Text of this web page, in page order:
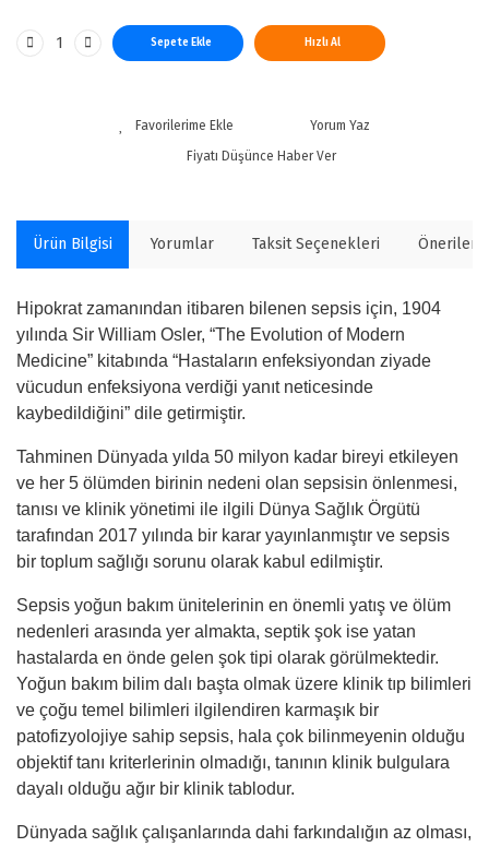
Sepete Ekle Hızlı Al
Yorum Yaz
Fiyatı Düşünce Haber Ver
Ürün Bilgisi Yorumlar Taksit Seçenekleri
Hipokrat zamanından itibaren bilenen sepsis için, 1904
yılında Sir William Osler, “The Evolution of Modern
Medicine” kitabında “Hastaların enfeksiyondan ziyade
vücudun enfeksiyona verdiği yanıt neticesinde
kaybedildiğini” dile getirmiştir.
Tahminen Dünyada yılda 50 milyon kadar bireyi etkileyen
ve her 5 ölümden birinin nedeni olan sepsisin önlenmesi,
tanısı ve klinik yönetimi ile ilgili Dünya Sağlık Örgütü
tarafından 2017 yılında bir karar yayınlanmıştır ve sepsis
bir toplum sağlığı sorunu olarak kabul edilmiştir.
Sepsis yoğun bakım ünitelerinin en önemli yatış ve ölüm
nedenleri arasında yer almakta, septik şok ise yatan
hastalarda en önde gelen şok tipi olarak görülmektedir.
Yoğun bakım bilim dalı başta olmak üzere klinik tıp bilimleri
ve çoğu temel bilimleri ilgilendiren karmaşık bir
patofizyolojiye sahip sepsis, hala çok bilinmeyenin olduğu
objektif tanı kriterlerinin olmadığı, tanının klinik bulgulara
dayalı olduğu ağır bir klinik tablodur.
Dünyada sağlık çalışanlarında dahi farkındalığın az olması,